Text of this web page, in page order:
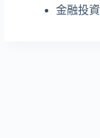
金融投資